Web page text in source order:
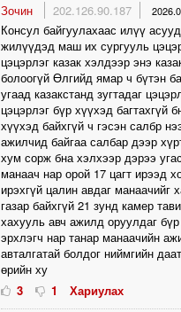
Зочин 202.126.90.187
Консул байгуулахаас илүү
жилүүдэд маш их сургууль
цэцэрлэг казак хэлдээр энэ
болоогүй Өлгийд ямар ч бүтэн
угаад казакстанд зугтадаг
цэцэрлэг бүр хүүхэд багтахгүй
хүүхэд байхгүй ч гэсэн салбр
ажилчид байгаа салбар дээр
хум сорж бна хэлхээр дэрээ
манаач нар орой 17 цагт ирээд
ирэхгүй цалин авдаг манаачийг
газар байхгүй 21 зунд камер
хахууль авч ажилд оруулдаг
эрхлэгч нар танар манаачийн
авталгатай болдог ниймгийн
өрийн ху
3
1
Хариулах